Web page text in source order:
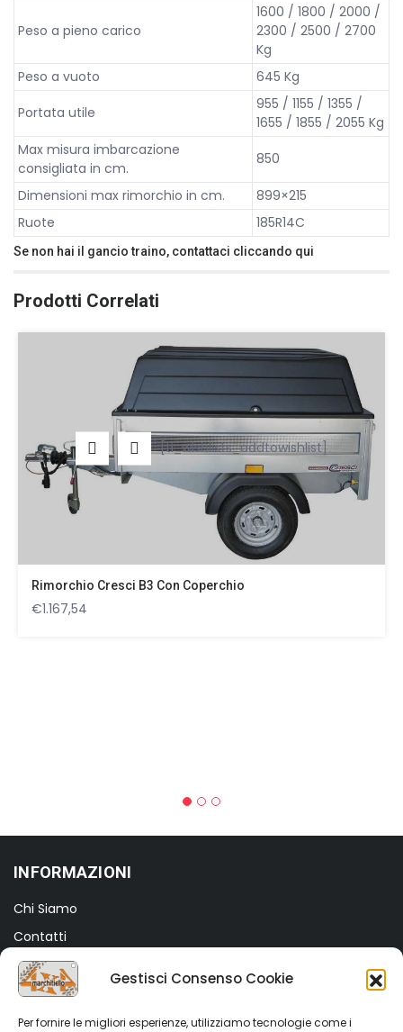
Gestisci Consenso Cookie
Per fornire le migliori esperienze, utilizziamo tecnologie come i
Peso a pieno carico
1600 / 1800 / 2000 /
2300 / 2500 / 2700
Kg
Peso a vuoto
645 Kg
Portata utile
955 / 1155 / 1355 /
1655 / 1855 / 2055 Kg
Max misura imbarcazione
consigliata in cm.
850
Dimensioni max rimorchio in cm.
899×215
Ruote
185R14C
Se non hai il gancio traino, contattaci cliccando qui
Prodotti Correlati
[ti_wishlists_addtowishlist]
Rimorchio Cresci B3 Con Coperchio
€1.167,54
INFORMAZIONI
Chi Siamo
Contatti
Termini e Condizioni
Privacy Policy
Cookie Policy (UE)